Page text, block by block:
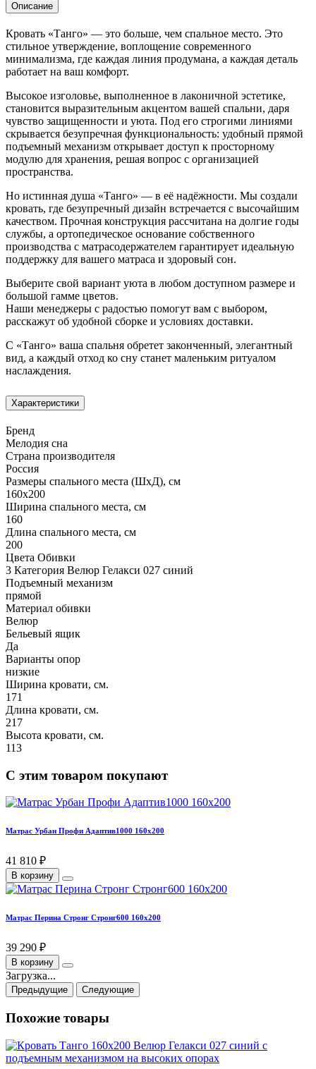
Описание
Кровать «Танго» — это больше, чем спальное место. Это
стильное утверждение, воплощение современного
минимализма, где каждая линия продумана, а каждая деталь
работает на ваш комфорт.
Высокое изголовье, выполненное в лаконичной эстетике,
становится выразительным акцентом вашей спальни, даря
чувство защищенности и уюта. Под его строгими линиями
скрывается безупречная функциональность: удобный прямой
подъемный механизм открывает доступ к просторному
модулю для хранения, решая вопрос с организацией
пространства.
Но истинная душа «Танго» — в её надёжности. Мы создали
кровать, где безупречный дизайн встречается с высочайшим
качеством. Прочная конструкция рассчитана на долгие годы
службы, а ортопедическое основание собственного
производства с матрасодержателем гарантирует идеальную
поддержку для вашего матраса и здоровый сон.
Выберите свой вариант уюта в любом доступном размере и
большой гамме цветов.
Наши менеджеры с радостью помогут вам с выбором,
расскажут об удобной сборке и условиях доставки.
С «Танго» ваша спальня обретет законченный, элегантный
вид, а каждый отход ко сну станет маленьким ритуалом
наслаждения.
Характеристики
Бренд
Мелодия сна
Страна производителя
Россия
Размеры спального места (ШхД), см
160х200
Ширина спального места, см
160
Длина спального места, см
200
Цвета Обивки
3 Категория Велюр Гелакси 027 синий
Подъемный механизм
прямой
Материал обивки
Велюр
Бельевый ящик
Да
Варианты опор
низкие
Ширина кровати, см.
171
Длина кровати, см.
217
Высота кровати, см.
113
С этим товаром покупают
Матрас Урбан Профи Адаптив1000 160х200
41 810 ₽
В корзину
Матрас Перина Стронг Стронг600 160х200
39 290 ₽
В корзину
Загрузка...
Предыдущие Следующие
Похожие товары